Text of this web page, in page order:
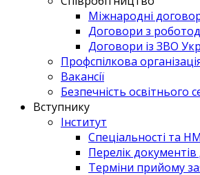
Міжнародні
Договори з
Договори із ЗВО
Профспілкова
Вакансії
Безпечність освітнього
Вступнику
Інститут
Спеціальності та
Перелік документів
Терміни прийому